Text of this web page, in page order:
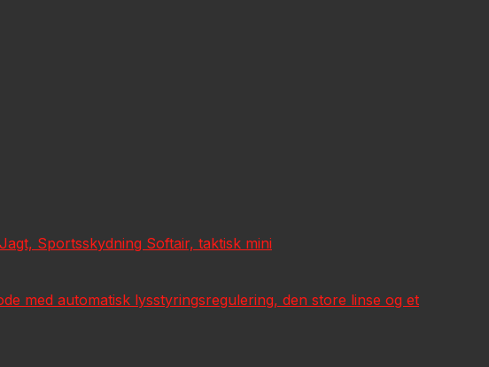
Sportsskydning Softair, taktisk mini
med automatisk lysstyringsregulering, den store linse og et